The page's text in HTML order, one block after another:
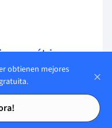
obtienen mejores